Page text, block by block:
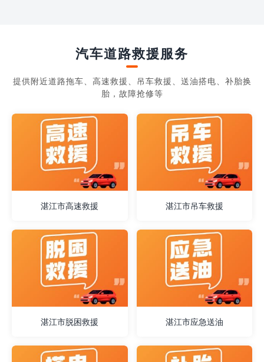
汽车道路救援服务
提供附近道路拖车、高速救援、吊车救援、送油搭电、补胎换
胎，故障抢修等
湛江市高速救援 湛江市吊车救援
湛江市脱困救援 湛江市应急送油